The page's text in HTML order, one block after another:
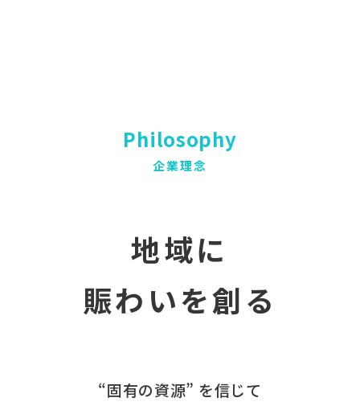
Philosophy
企業理念
地域に
賑わいを創る
“固有の​資源” を​信じて